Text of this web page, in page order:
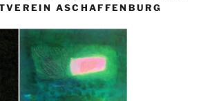
ASCHAFFENBURG